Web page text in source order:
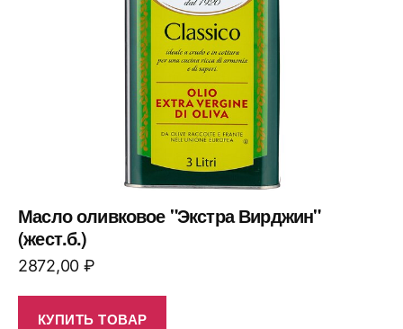
Масло оливковое "Экстра Вирджин"
(жест.б.)
2872,00 ₽
КУПИТЬ ТОВАР